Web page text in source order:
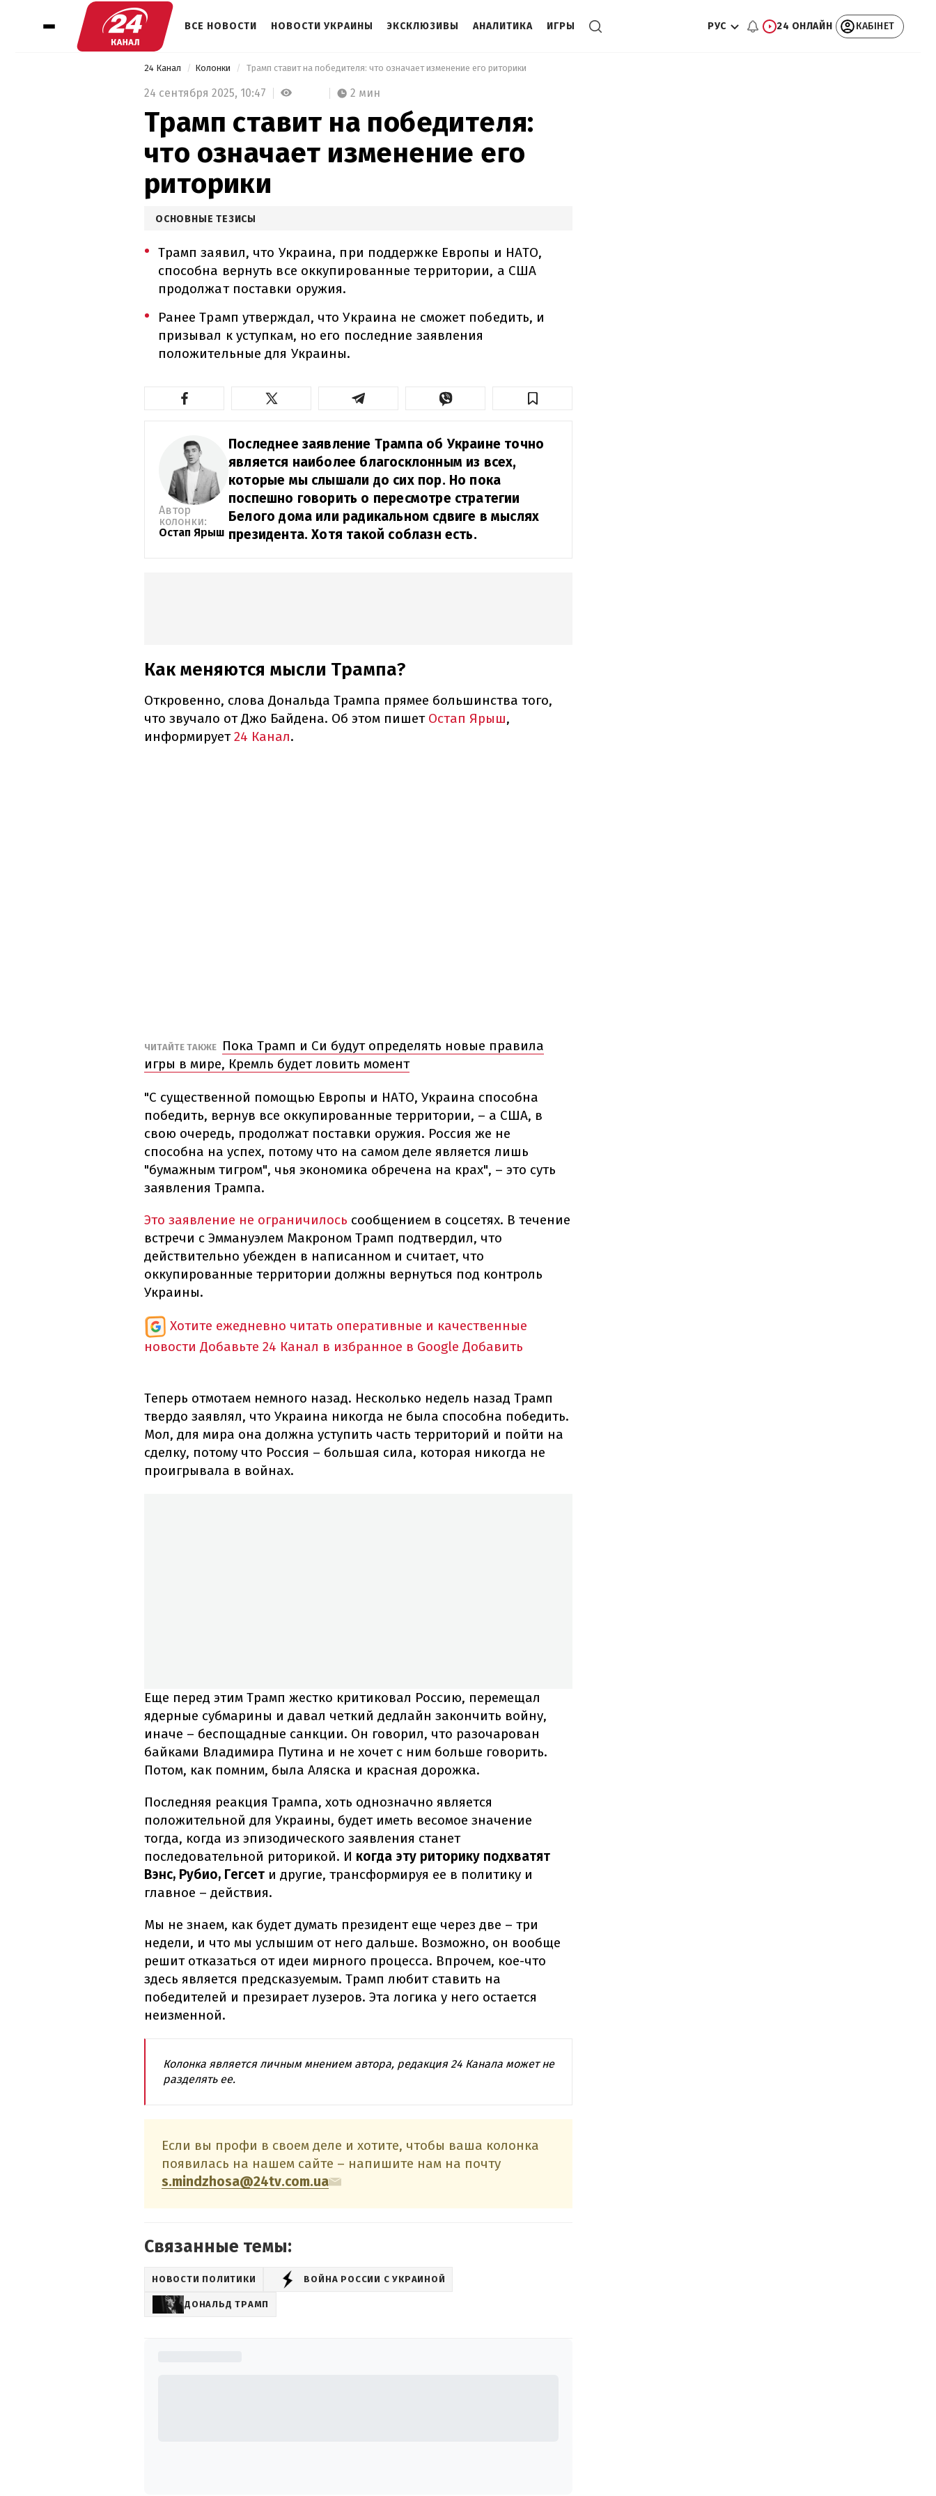
ВСЕ НОВОСТИ НОВОСТИ УКРАИНЫ ЭКСКЛЮЗИВЫ АНАЛИТИКА ИГРЫ РУС 24 ОНЛАЙН КАБІНЕТ
24 Канал Колонки Трамп ставит на победителя: что означает изменение его риторики
24 сентября 2025, 10:47 2 мин
Трамп ставит на победителя:
что означает изменение его
риторики
ОСНОВНЫЕ ТЕЗИСЫ
Трамп заявил, что Украина, при поддержке Европы и НАТО,
способна вернуть все оккупированные территории, а США
продолжат поставки оружия.
Ранее Трамп утверждал, что Украина не сможет победить, и
призывал к уступкам, но его последние заявления
положительные для Украины.
Автор
колонки:
Остап Ярыш
Последнее заявление Трампа об Украине точно
является наиболее благосклонным из всех,
которые мы слышали до сих пор. Но пока
поспешно говорить о пересмотре стратегии
Белого дома или радикальном сдвиге в мыслях
президента. Хотя такой соблазн есть.
Как меняются мысли Трампа?
Откровенно, слова Дональда Трампа прямее большинства того,
что звучало от Джо Байдена. Об этом пишет Остап Ярыш,
информирует24 Канал.
ЧИТАЙТЕ ТАКЖЕ
Пока Трамп и Си будут определять новые правила
игры в мире, Кремль будет ловить момент
"С существенной помощью Европы и НАТО, Украина способна
победить, вернув все оккупированные территории, – а США, в
свою очередь, продолжат поставки оружия. Россия же не
способна на успех, потому что на самом деле является лишь
"бумажным тигром", чья экономика обречена на крах", – это суть
заявления Трампа.
Это заявление не ограничилось сообщением в соцсетях. В течение
встречи с Эммануэлем Макроном Трамп подтвердил, что
действительно убежден в написанном и считает, что
оккупированные территории должны вернуться под контроль
Украины.
Хотите ежедневно читать оперативные и качественные
новости Добавьте 24 Канал в избранное в Google Добавить
Теперь отмотаем немного назад. Несколько недель назад Трамп
твердо заявлял, что Украина никогда не была способна победить.
Мол, для мира она должна уступить часть территорий и пойти на
сделку, потому что Россия – большая сила, которая никогда не
проигрывала в войнах.
Еще перед этим Трамп жестко критиковал Россию, перемещал
ядерные субмарины и давал четкий дедлайн закончить войну,
иначе – беспощадные санкции. Он говорил, что разочарован
байками Владимира Путина и не хочет с ним больше говорить.
Потом, как помним, была Аляска и красная дорожка.
Последняя реакция Трампа, хоть однозначно является
положительной для Украины, будет иметь весомое значение
тогда, когда из эпизодического заявления станет
последовательной риторикой. И когда эту риторику подхватят
Вэнс, Рубио, Гегсет и другие, трансформируя ее в политику и
главное – действия.
Мы не знаем, как будет думать президент еще через две – три
недели, и что мы услышим от него дальше. Возможно, он вообще
решит отказаться от идеи мирного процесса. Впрочем, кое-что
здесь является предсказуемым. Трамп любит ставить на
победителей и презирает лузеров. Эта логика у него остается
неизменной.
Колонка является личным мнением автора, редакция 24 Канала может не
разделять ее.
Если вы профи в своем деле и хотите, чтобы ваша колонка
появилась на нашем сайте – напишите нам на почту
s.mindzhosa@24tv.com.ua
Связанные темы:
НОВОСТИ ПОЛИТИКИ ВОЙНА РОССИИ С УКРАИНОЙ
ДОНАЛЬД ТРАМП